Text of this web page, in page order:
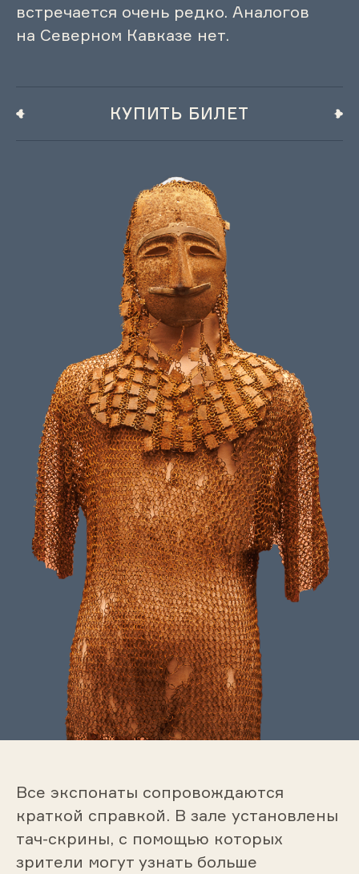
встречается очень редко. Аналогов
на Северном Кавказе нет.
КУПИТЬ БИЛЕТ
Все экспонаты сопровождаются
краткой справкой. В зале установлены
тач-скрины, с помощью которых
зрители могут узнать больше